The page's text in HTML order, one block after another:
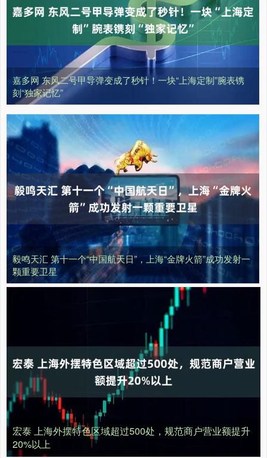
嘉多网 东风二号甲导弹变成了秒针！一块“上海定制”腕表镌
刻“独家记忆”
毅鸣天汇 第十一个“中国航天日”，上海“金牌火箭”成功发射一
颗重要卫星
宏泰 上海外摆特色区域超过500处，规范商户营业额提升
20%以上